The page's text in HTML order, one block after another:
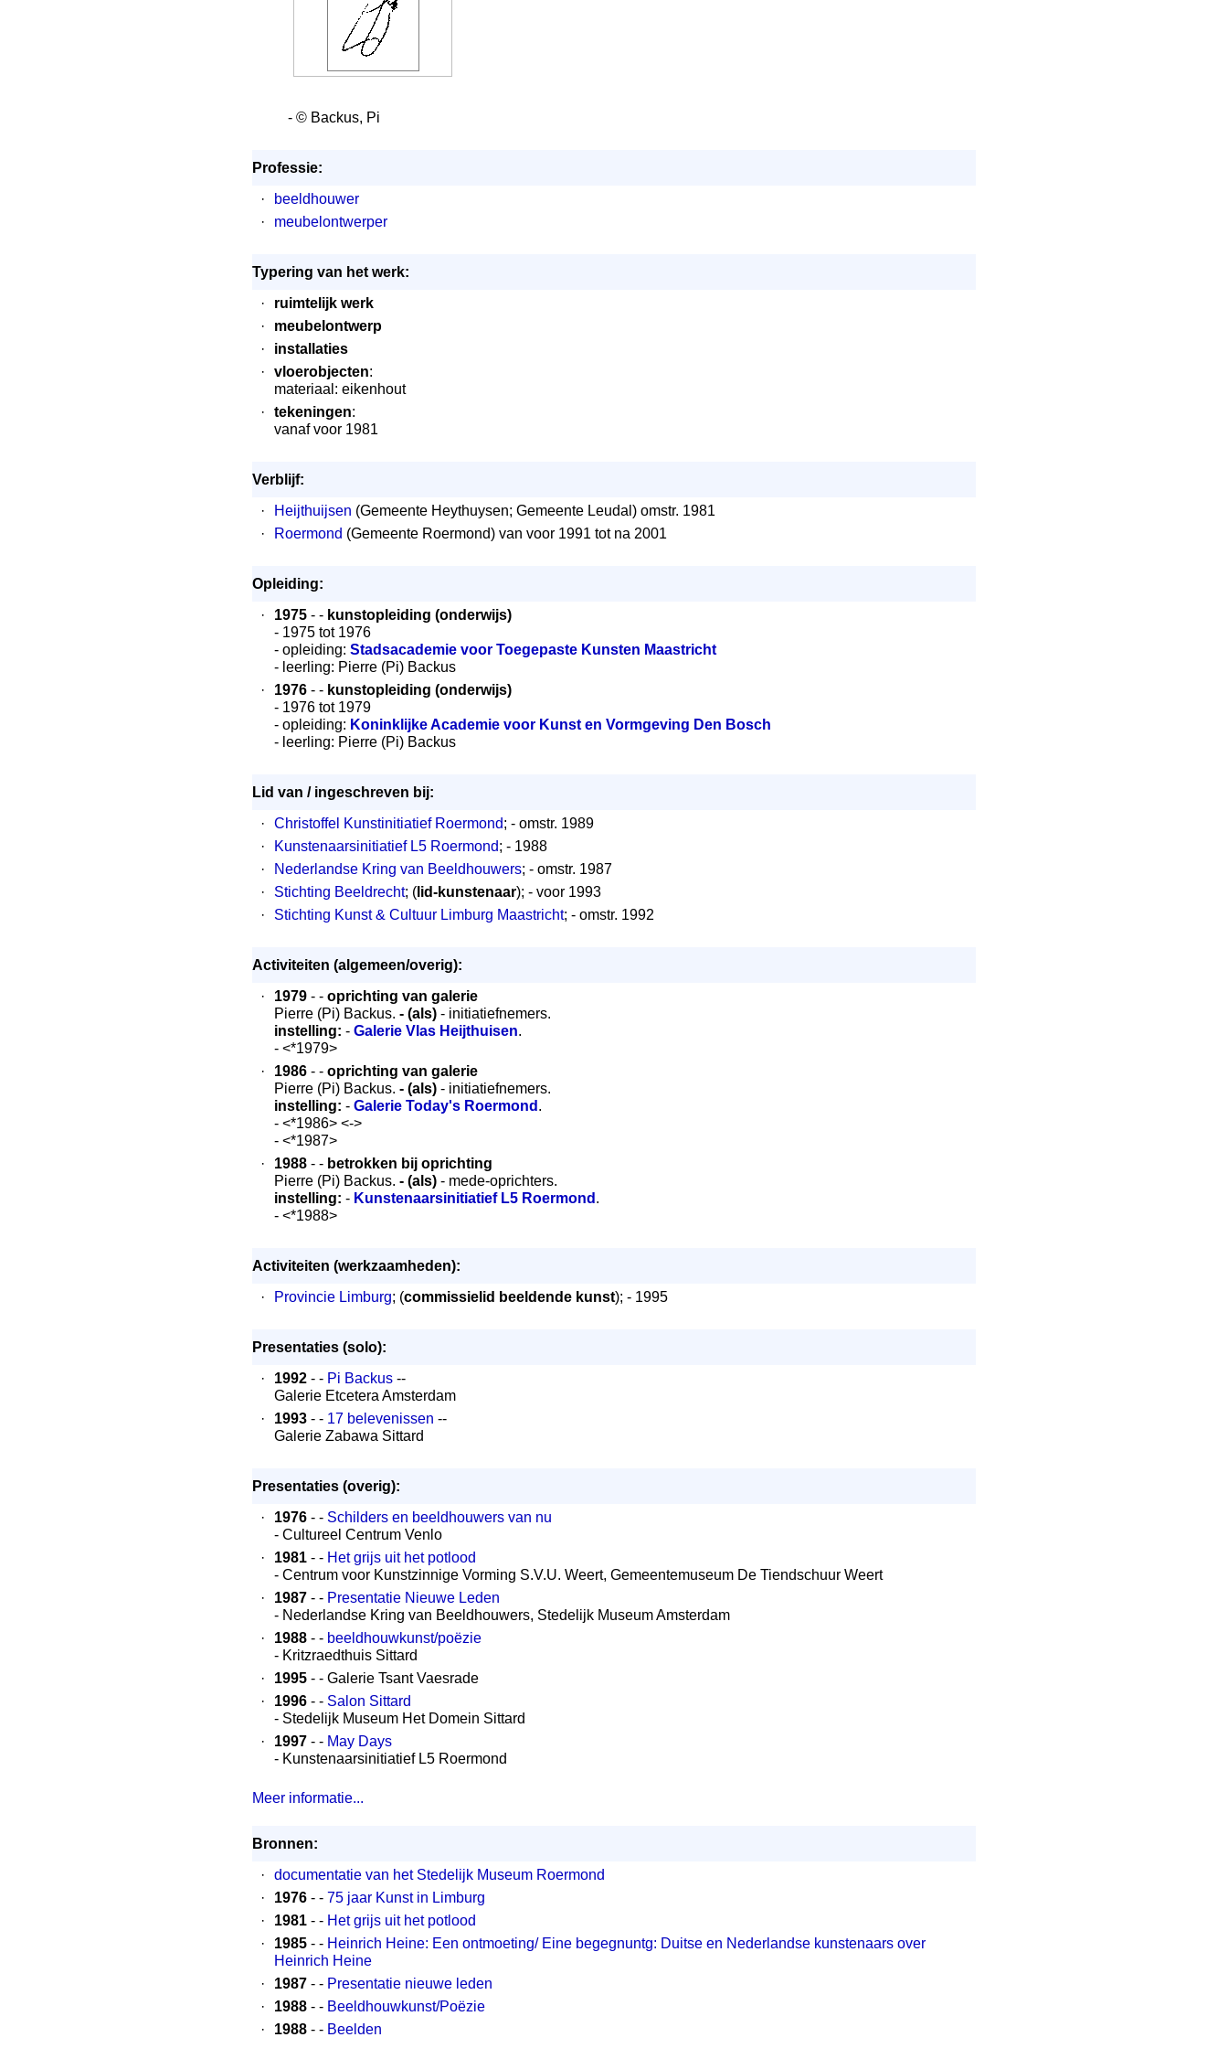
- © Backus, Pi
Professie:
·
beeldhouwer
·
meubelontwerper
Typering van het werk:
·
ruimtelijk werk
·
meubelontwerp
·
installaties
·
vloerobjecten:
materiaal: eikenhout
·
tekeningen:
vanaf voor 1981
Verblijf:
·
Heijthuijsen (Gemeente Heythuysen; Gemeente Leudal) omstr. 1981
·
Roermond (Gemeente Roermond) van voor 1991 tot na 2001
Opleiding:
·
1975 - - kunstopleiding (onderwijs)
- 1975 tot 1976
- opleiding: Stadsacademie voor Toegepaste Kunsten Maastricht
- leerling: Pierre (Pi) Backus
·
1976 - - kunstopleiding (onderwijs)
- 1976 tot 1979
- opleiding: Koninklijke Academie voor Kunst en Vormgeving Den Bosch
- leerling: Pierre (Pi) Backus
Lid van / ingeschreven bij:
·
Christoffel Kunstinitiatief Roermond; - omstr. 1989
·
Kunstenaarsinitiatief L5 Roermond; - 1988
·
Nederlandse Kring van Beeldhouwers; - omstr. 1987
·
Stichting Beeldrecht; ( lid-kunstenaar); - voor 1993
·
Stichting Kunst & Cultuur Limburg Maastricht; - omstr. 1992
Activiteiten (algemeen/overig):
·
1979 - - oprichting van galerie
Pierre (Pi) Backus. - (als) - initiatiefnemers.
instelling: - Galerie Vlas Heijthuisen.
- <*1979>
·
1986 - - oprichting van galerie
Pierre (Pi) Backus. - (als) - initiatiefnemers.
instelling: - Galerie Today's Roermond .
- <*1986> <->
- <*1987>
·
1988 - - betrokken bij oprichting
Pierre (Pi) Backus. - (als) - mede-oprichters.
instelling: - Kunstenaarsinitiatief L5 Roermond .
- <*1988>
Activiteiten (werkzaamheden):
·
Provincie Limburg; (commissielid beeldende kunst); - 1995
Presentaties (solo):
·
1992 - - Pi Backus --
Galerie Etcetera Amsterdam
·
1993 - - 17 belevenissen --
Galerie Zabawa Sittard
Presentaties (overig):
·
1976 - - Schilders en beeldhouwers van nu
- Cultureel Centrum Venlo
·
1981 - - Het grijs uit het potlood
- Centrum voor Kunstzinnige Vorming S.V.U. Weert, Gemeentemuseum De Tiendschuur Weert
·
1987 - - Presentatie Nieuwe Leden
- Nederlandse Kring van Beeldhouwers, Stedelijk Museum Amsterdam
·
1988 - - beeldhouwkunst/poëzie
- Kritzraedthuis Sittard
·
1995 - - Galerie Tsant Vaesrade
·
1996 - - Salon Sittard
- Stedelijk Museum Het Domein Sittard
·
1997 - - May Days
- Kunstenaarsinitiatief L5 Roermond
Meer informatie...
Bronnen:
·
documentatie van het Stedelijk Museum Roermond
·
1976 - - 75 jaar Kunst in Limburg
·
1981 - - Het grijs uit het potlood
·
1985 - - Heinrich Heine: Een ontmoeting/ Eine begegnuntg: Duitse en Nederlandse kunstenaars over
Heinrich Heine
·
1987 - - Presentatie nieuwe leden
·
1988 - - Beeldhouwkunst/Poëzie
·
1988 - - Beelden